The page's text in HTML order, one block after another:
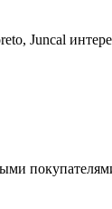
Juncal